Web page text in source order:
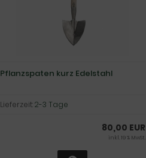
Pflanzspaten kurz Edelstahl
Lieferzeit:2-3 Tage
80,00 EUR
inkl. 19 % MwSt.